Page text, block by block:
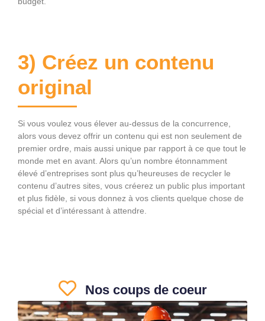
3) Créez un contenu
original
Si vous voulez vous élever au-dessus de la concurrence,
alors vous devez offrir un contenu qui est non seulement de
premier ordre, mais aussi unique par rapport à ce que tout le
monde met en avant. Alors qu’un nombre étonnamment
élevé d’entreprises sont plus qu’heureuses de recycler le
contenu d’autres sites, vous créerez un public plus important
et plus fidèle, si vous donnez à vos clients quelque chose de
spécial et d’intéressant à attendre.
Nos coups de coeur